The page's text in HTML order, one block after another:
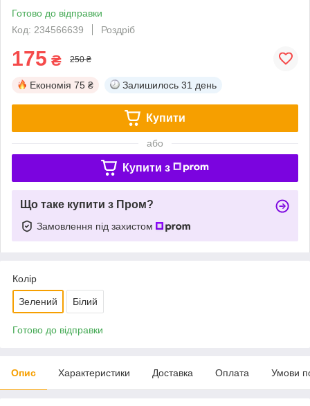
Готово до відправки
Код: 234566639
Роздріб
175 ₴ 250 ₴
Економія 75 ₴ Залишилось 31 день
Купити
або
Купити з
Що таке купити з Пром?
Замовлення під захистом
Колір
Зелений Білий
Готово до відправки
Опис Характеристики Доставка Оплата Умови